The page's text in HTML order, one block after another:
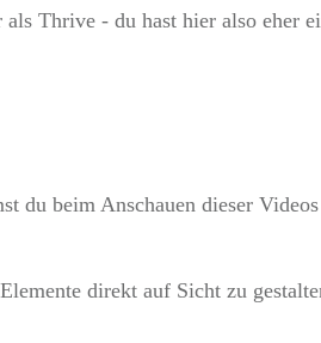
Thrive - du hast hier also eher
du beim Anschauen dieser
direkt auf Sicht zu